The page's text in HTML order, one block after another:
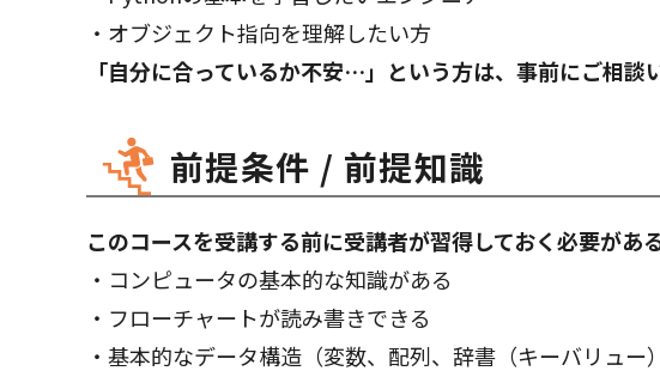
・オブジェクト指向を理解したい方
「自分に合っているか不安…」という方は、事前にご相
前提条件 / 前提知識
このコースを受講する前に受講者が習得しておく必要があ
・コンピュータの基本的な知識がある
・フローチャートが読み書きできる
・基本的なデータ構造（変数、配列、辞書（キーバリュー